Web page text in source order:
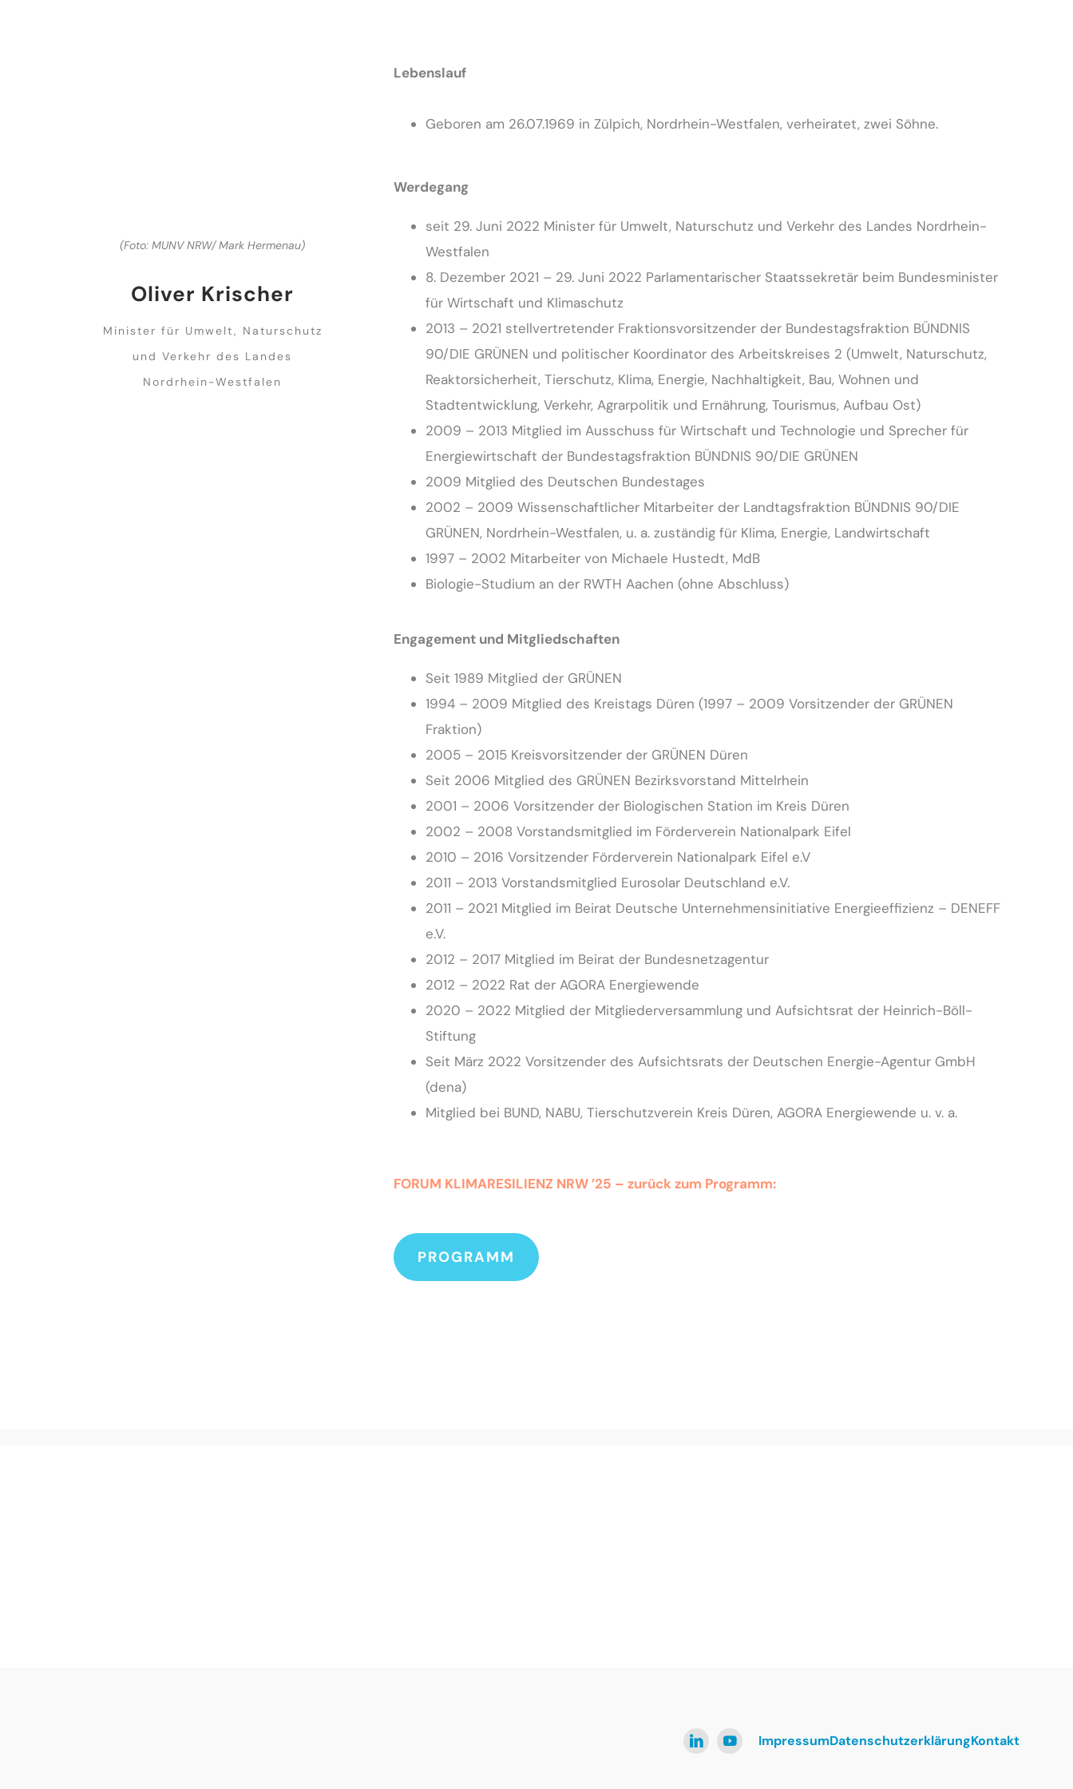
(Foto: MUNV NRW/ Mark Hermenau)
Oliver Krischer
Minister für Umwelt, Naturschutz
und Verkehr des Landes
Nordrhein-Westfalen
Lebenslauf
Geboren am 26.07.1969 in Zülpich, Nordrhein-Westfalen, verheiratet, zwei Söhne.
Werdegang
seit 29. Juni 2022 Minister für Umwelt, Naturschutz und Verkehr des Landes Nordrhein-
Westfalen
8. Dezember 2021 – 29. Juni 2022 Parlamentarischer Staatssekretär beim Bundesminister
für Wirtschaft und Klimaschutz
2013 – 2021 stellvertretender Fraktionsvorsitzender der Bundestagsfraktion BÜNDNIS
90/DIE GRÜNEN und politischer Koordinator des Arbeitskreises 2 (Umwelt, Naturschutz,
Reaktorsicherheit, Tierschutz, Klima, Energie, Nachhaltigkeit, Bau, Wohnen und
Stadtentwicklung, Verkehr, Agrarpolitik und Ernährung, Tourismus, Aufbau Ost)
2009 – 2013 Mitglied im Ausschuss für Wirtschaft und Technologie und Sprecher für
Energiewirtschaft der Bundestagsfraktion BÜNDNIS 90/DIE GRÜNEN
2009 Mitglied des Deutschen Bundestages
2002 – 2009 Wissenschaftlicher Mitarbeiter der Landtagsfraktion BÜNDNIS 90/DIE
GRÜNEN, Nordrhein-Westfalen, u. a. zuständig für Klima, Energie, Landwirtschaft
1997 – 2002 Mitarbeiter von Michaele Hustedt, MdB
Biologie-Studium an der RWTH Aachen (ohne Abschluss)
Engagement und Mitgliedschaften
Seit 1989 Mitglied der GRÜNEN
1994 – 2009 Mitglied des Kreistags Düren (1997 – 2009 Vorsitzender der GRÜNEN
Fraktion)
2005 – 2015 Kreisvorsitzender der GRÜNEN Düren
Seit 2006 Mitglied des GRÜNEN Bezirksvorstand Mittelrhein
2001 – 2006 Vorsitzender der Biologischen Station im Kreis Düren
2002 – 2008 Vorstandsmitglied im Förderverein Nationalpark Eifel
2010 – 2016 Vorsitzender Förderverein Nationalpark Eifel e.V
2011 – 2013 Vorstandsmitglied Eurosolar Deutschland e.V.
2011 – 2021 Mitglied im Beirat Deutsche Unternehmensinitiative Energieeffizienz – DENEFF
e.V.
2012 – 2017 Mitglied im Beirat der Bundesnetzagentur
2012 – 2022 Rat der AGORA Energiewende
2020 – 2022 Mitglied der Mitgliederversammlung und Aufsichtsrat der Heinrich-Böll-
Stiftung
Seit März 2022 Vorsitzender des Aufsichtsrats der Deutschen Energie-Agentur GmbH
(dena)
Mitglied bei BUND, NABU, Tierschutzverein Kreis Düren, AGORA Energiewende u. v. a.
FORUM KLIMARESILIENZ NRW ’25 – zurück zum Programm:
PROGRAMM
ImpressumDatenschutzerklärungKontakt